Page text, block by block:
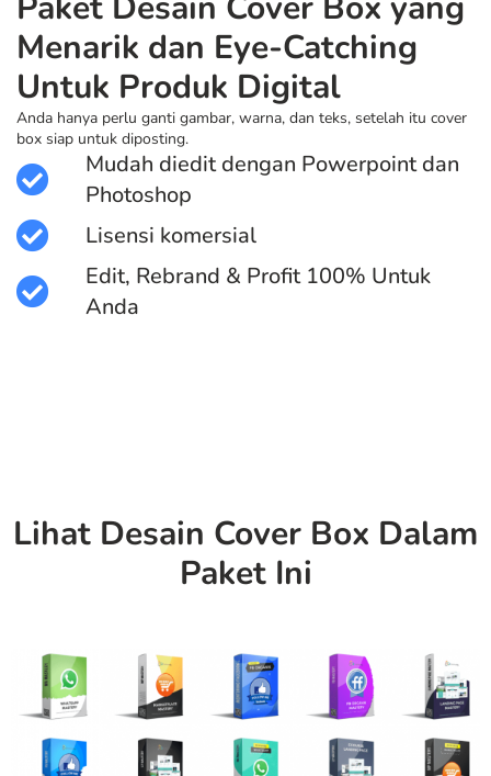
Menarik dan Eye-Catching
Untuk Produk Digital
Anda hanya perlu ganti gambar, warna, dan teks, setelah itu cover
box siap untuk diposting.
Mudah diedit dengan Powerpoint dan
Photoshop
Lisensi komersial
Edit, Rebrand & Profit 100% Untuk
Anda
Lihat Desain Cover Box Dalam
Paket Ini